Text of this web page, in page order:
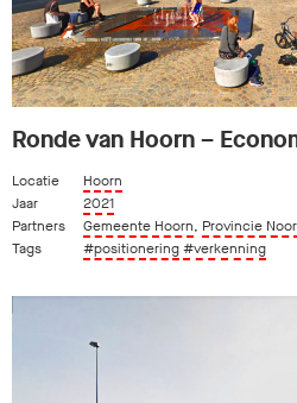
Ronde van Hoorn –
Locatie
Hoorn
Jaar
2021
Partners
Gemeente Hoorn, Provincie
Tags
#positionering#verkenning